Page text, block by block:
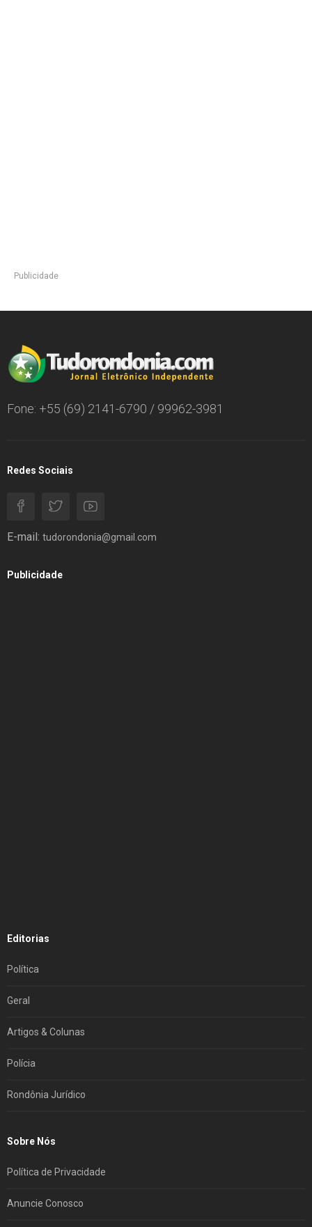
Publicidade
Fone: +55 (69) 2141-6790 / 99962-3981
Redes Sociais
E-mail: tudorondonia@gmail.com
Publicidade
Editorias
Política
Geral
Artigos & Colunas
Polícia
Rondônia Jurídico
Sobre Nós
Política de Privacidade
Anuncie Conosco